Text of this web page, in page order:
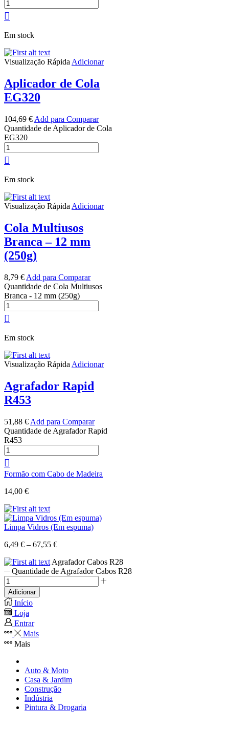
Em stock
Visualização RápidaAdicionar
Aplicador de Cola
EG320
104,69 € Add para Comparar
Quantidade de Aplicador de Cola
EG320
Em stock
Visualização Rápida Adicionar
Cola Multiusos
Branca – 12 mm
(250g)
8,79 € Add para Comparar
Quantidade de Cola Multiusos
Branca - 12 mm (250g)
Em stock
Visualização Rápida Adicionar
Agrafador Rapid
R453
51,88 € Add para Comparar
Quantidade de Agrafador Rapid
R453
Formão com Cabo de Madeira
14,00 €
Limpa Vidros (Em espuma)
6,49 € – 67,55 €
Agrafador Cabos R28
Quantidade de Agrafador Cabos R28
Adicionar
Início
Loja
Entrar
Mais
Mais
Auto & Moto
Casa & Jardim
Construção
Indústria
Pintura & Drogaria